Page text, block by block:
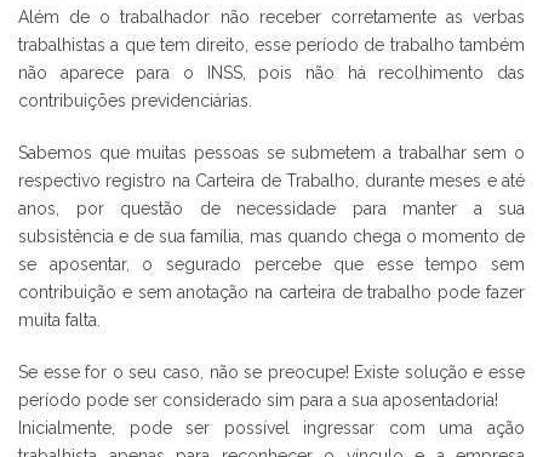
Além de o trabalhador não receber corretamente as verbas
trabalhistas a que tem direito, esse período de trabalho também
não aparece para o INSS, pois não há recolhimento das
contribuições previdenciárias.
Sabemos que muitas pessoas se submetem a trabalhar sem o
respectivo registro na Carteira de Trabalho, durante meses e até
anos, por questão de necessidade para manter a sua
subsistência e de sua família, mas quando chega o momento de
se aposentar, o segurado percebe que esse tempo sem
contribuição e sem anotação na carteira de trabalho pode fazer
muita falta.
Se esse for o seu caso, não se preocupe! Existe solução e esse
período pode ser considerado sim para a sua aposentadoria!
Inicialmente, pode ser possível ingressar com uma ação